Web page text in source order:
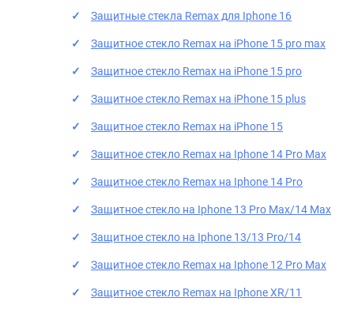
Защитные стекла Remax для Iphone 16
Защитное стекло Remax на iPhone 15 pro max
Защитное стекло Remax на iPhone 15 pro
Защитное стекло Remax на iPhone 15 plus
Защитное стекло Remax на iPhone 15
Защитное стекло Remax на Iphone 14 Pro Max
Защитное стекло Remax на Iphone 14 Pro
Защитное стекло на Iphone 13 Pro Max/14 Max
Защитное стекло на Iphone 13/13 Pro/14
Защитное стекло Remax на Iphone 12 Pro Max
Защитное стекло Remax на Iphone XR/11